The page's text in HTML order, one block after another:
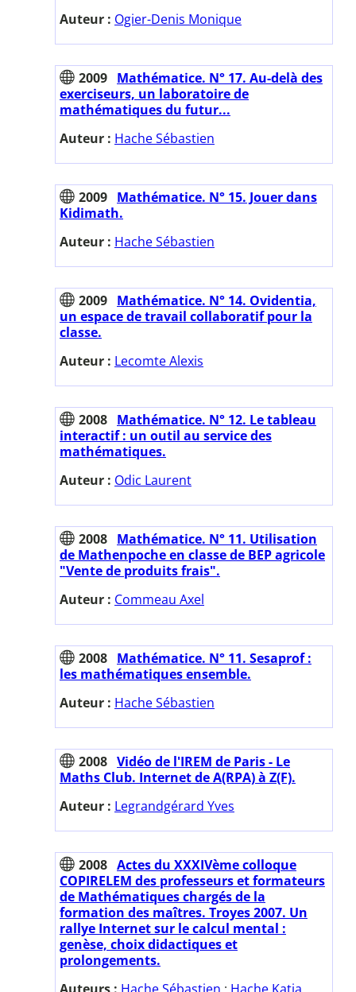
Auteur : Ogier-Denis Monique
2009 Mathématice. N° 17. Au-delà des
exerciseurs, un laboratoire de
mathématiques du futur...
Auteur : Hache Sébastien
2009 Mathématice. N° 15. Jouer dans
Kidimath.
Auteur : Hache Sébastien
2009 Mathématice. N° 14. Ovidentia,
un espace de travail collaboratif pour la
classe.
Auteur : Lecomte Alexis
2008 Mathématice. N° 12. Le tableau
interactif : un outil au service des
mathématiques.
Auteur : Odic Laurent
2008 Mathématice. N° 11. Utilisation
de Mathenpoche en classe de BEP agricole
"Vente de produits frais".
Auteur : Commeau Axel
2008 Mathématice. N° 11. Sesaprof :
les mathématiques ensemble.
Auteur : Hache Sébastien
2008 Vidéo de l'IREM de Paris - Le
Maths Club. Internet de A(RPA) à Z(F).
Auteur : Legrandgérard Yves
2008 Actes du XXXIVème colloque
COPIRELEM des professeurs et formateurs
de Mathématiques chargés de la
formation des maîtres. Troyes 2007. Un
rallye Internet sur le calcul mental :
genèse, choix didactiques et
prolongements.